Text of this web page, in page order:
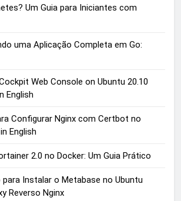
Um Guia para Iniciantes com
uma Aplicação Completa em Go:
Web Console on Ubuntu 20.10
English
Configurar Nginx com Certbot no
English
2.0 no Docker: Um Guia Prático
para Instalar o Metabase no Ubuntu
Reverso Nginx